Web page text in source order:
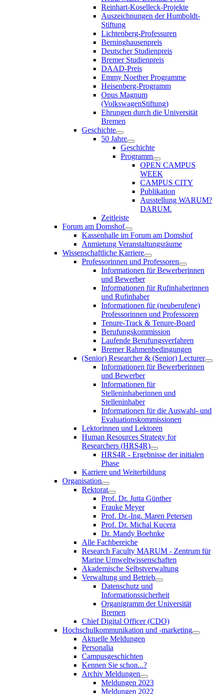
Reinhart-Koselleck-Projekte
Auszeichnungen der Humboldt-
Stiftung
Lichtenberg-Professuren
Berninghausenpreis
Deutscher Studienpreis
Bremer Studienpreis
DAAD-Preis
Emmy Noether Programme
Heisenberg-Programm
Opus Magnum
(VolkswagenStiftung)
Ehrungen durch die Universität
Bremen
Geschichte
50 Jahre
Geschichte
Programm
OPEN CAMPUS
WEEK
CAMPUS CITY
Publikation
Ausstellung WARUM?
DARUM.
Zeitleiste
Forum am Domshof
Kassenhalle im Forum am Domshof
Anmietung Veranstaltungsräume
Wissenschaftliche Karriere
Professorinnen und Professoren
Informationen für Bewerberinnen
und Bewerber
Informationen für Rufinhaberinnen
und Rufinhaber
Informationen für (neuberufene)
Professorinnen und Professoren
Tenure-Track & Tenure-Board
Berufungskommission
Laufende Berufungsverfahren
Bremer Rahmenbedingungen
(Senior) Researcher & (Senior) Lecturer
Informationen für Bewerberinnen
und Bewerber
Informationen für
Stelleninhaberinnen und
Stelleninhaber
Informationen für die Auswahl- und
Evaluationskommissionen
Lektorinnen und Lektoren
Human Resources Strategy for
Researchers (HRS4R)
HRS4R - Ergebnisse der initialen
Phase
Karriere und Weiterbildung
Organisation
Rektorat
Prof. Dr. Jutta Günther
Frauke Meyer
Prof. Dr.-Ing. Maren Petersen
Prof. Dr. Michal Kucera
Dr. Mandy Boehnke
Alle Fachbereiche
Research Faculty MARUM - Zentrum für
Marine Umweltwissenschaften
Akademische Selbstverwaltung
Verwaltung und Betrieb
Datenschutz und
Informationssicherheit
Organigramm der Universität
Bremen
Chief Digital Officer (CDO)
Hochschulkommunikation und -marketing
Aktuelle Meldungen
Personalia
Campusgeschichten
Kennen Sie schon...?
Archiv Meldungen
Meldungen 2023
Meldungen 2022